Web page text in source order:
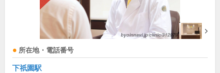
所在地・電話番号
下祇園駅